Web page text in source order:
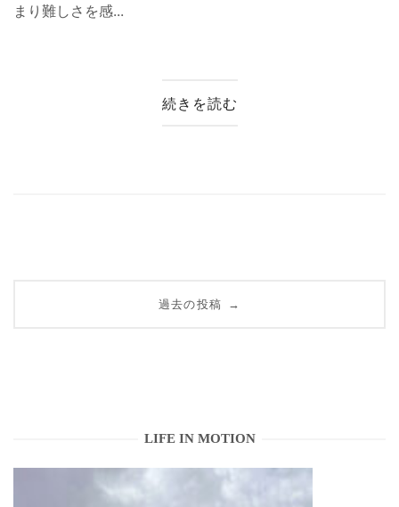
まり難しさを感...
続きを読む
過去の投稿 →
LIFE IN MOTION